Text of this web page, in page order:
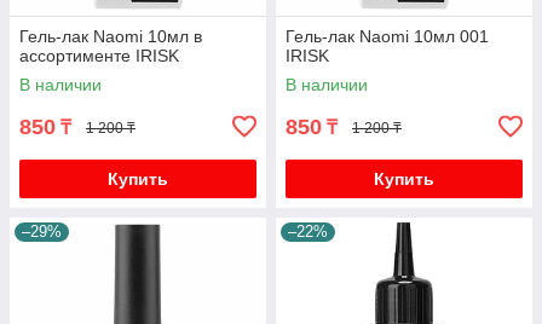
Гель-лак Naomi 10мл в
ассортименте IRISK
В наличии
850 ₸ 1 200 ₸
Купить
Гель-лак Naomi 10мл 001
IRISK
В наличии
850 ₸ 1 200 ₸
Купить
–29% –22%